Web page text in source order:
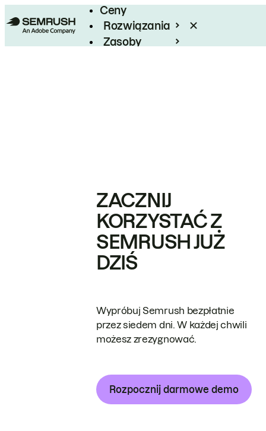
Ceny
Rozwiązania
Zasoby
ZACZNIJ
KORZYSTAĆ Z
SEMRUSH JUŻ
DZIŚ
Wypróbuj Semrush bezpłatnie
przez siedem dni. W każdej chwili
możesz zrezygnować.
Rozpocznij darmowe demo